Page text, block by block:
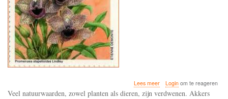
Lees meerover
De
Loginom te reageren
Veel natuurwaarden, zowel planten als dieren, zijn verdwenen. Akkers